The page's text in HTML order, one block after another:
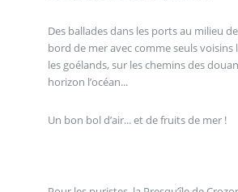
Des ballades dans les ports au milieu
bord de mer avec comme seuls
les goélands, sur les chemins des
horizon l’océan...
Un bon bol d’air... et de fruits de mer !